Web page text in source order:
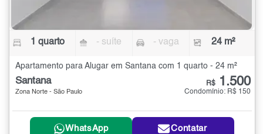
1 quarto - suíte - vaga 24 m²
Apartamento para Alugar em Santana com 1 quarto - 24 m²
Santana
Zona Norte - São Paulo
R$ 1.500
Condomínio: R$ 150
WhatsApp Contatar